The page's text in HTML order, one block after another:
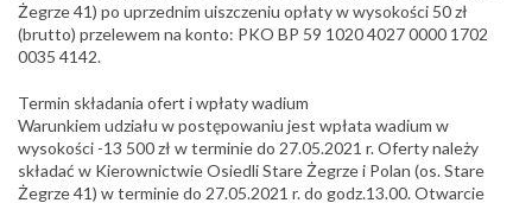
Żegrze 41) po uprzednim uiszczeniu opłaty w wysokości 50 zł
(brutto) przelewem na konto: PKO BP 59 1020 4027 0000 1702
0035 4142.
Termin składania ofert i wpłaty wadium
Warunkiem udziału w postępowaniu jest wpłata wadium w
wysokości -13 500 zł w terminie do 27.05.2021 r. Oferty należy
składać w Kierownictwie Osiedli Stare Żegrze i Polan (os. Stare
Żegrze 41) w terminie do 27.05.2021 r. do godz.13.00. Otwarcie